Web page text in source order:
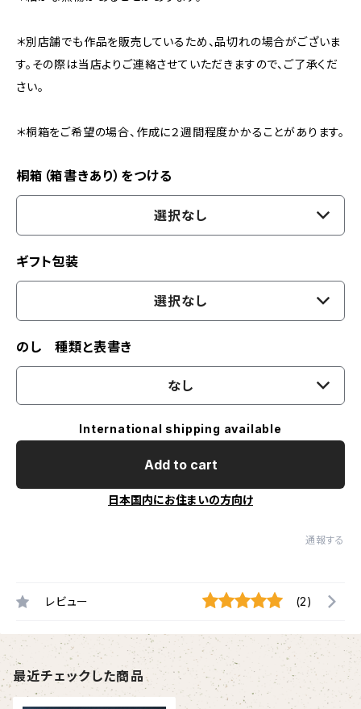
＊別店舗でも作品を販売しているため、品切れの場合がございま
す。その際は当店よりご連絡させていただきますので、ご了承くだ
さい。
＊桐箱をご希望の場合、作成に２週間程度かかることがあります。
桐箱（箱書きあり）をつける
選択なし
ギフト包装
選択なし
のし 種類と表書き
なし
International shipping available
Add to cart
日本国内にお住まいの方向け
通報する
レビュー (2)
最近チェックした商品